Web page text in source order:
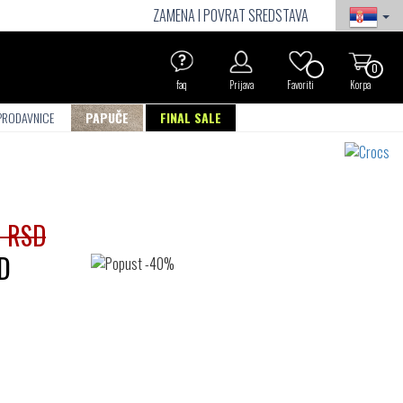
ZAMENA I POVRAT SREDSTAVA
0
Korpa
Favoriti
Prijava
faq
PAPUČE FINAL SALE